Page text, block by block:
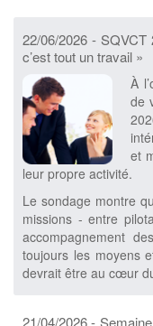
22/06/2026 - SQVCT
c’est tout un travail »
À
de
et
leur propre activité.
Le sondage montre
missions - entre
accompagnement
toujours les moyens
devrait être au cœur
21/04/2026 -